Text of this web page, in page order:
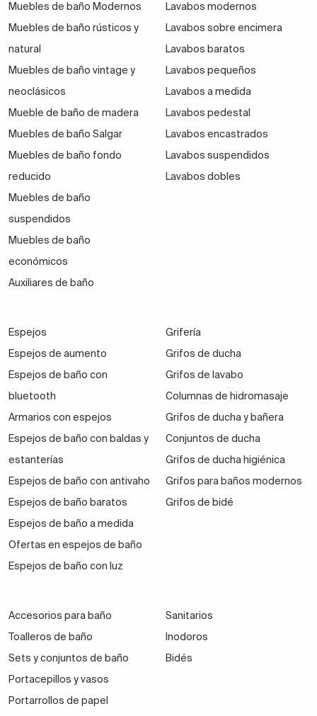
Muebles de baño Modernos
Muebles de baño rústicos y
natural
Muebles de baño vintage y
neoclásicos
Mueble de baño de madera
Muebles de baño Salgar
Muebles de baño fondo
reducido
Muebles de baño
suspendidos
Muebles de baño
económicos
Auxiliares de baño
Lavabos modernos
Lavabos sobre encimera
Lavabos baratos
Lavabos pequeños
Lavabos a medida
Lavabos pedestal
Lavabos encastrados
Lavabos suspendidos
Lavabos dobles
Espejos
Espejos de aumento
Espejos de baño con
bluetooth
Armarios con espejos
Espejos de baño con baldas y
estanterías
Espejos de baño con antivaho
Espejos de baño baratos
Espejos de baño a medida
Ofertas en espejos de baño
Espejos de baño con luz
Grifería
Grifos de ducha
Grifos de lavabo
Columnas de hidromasaje
Grifos de ducha y bañera
Conjuntos de ducha
Grifos de ducha higiénica
Grifos para baños modernos
Grifos de bidé
Accesorios para baño
Toalleros de baño
Sets y conjuntos de baño
Portacepillos y vasos
Portarrollos de papel
Sanitarios
Inodoros
Bidés